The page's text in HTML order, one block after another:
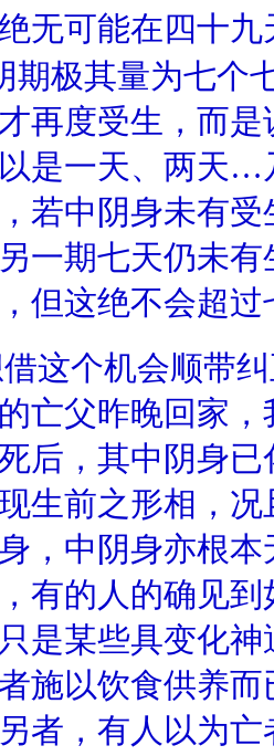
无可能在四十
期极其量为七个
再度受生，而
是一天、两天…
若中阴身未有
一期七天仍未
但这绝不会超
借这个机会顺带
亡父昨晚回家
后，其中阴身
生前之形相，
，中阴身亦根
有的人的确见
是某些具变化
施以饮食供养
者，有人以为